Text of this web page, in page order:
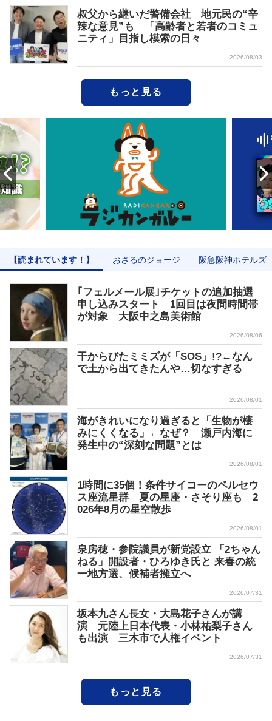
叔父から継いだ警備会社 地元民の“辛
辣な意見”も 「高齢者と若者のコミュ
ニティ」目指し模索の日々
2026/08/03
もっと見る
【読まれています！】 おさるのジョージ 阪急阪神ホテルズ
｢フェルメール展｣チケットの追加抽選
申し込みスタート 1回目は夜間時間帯
が対象 大阪中之島美術館
2026/08/06
干からびたミミズが「SOS」!?←なん
で土から出てきたんや…切なすぎる
2026/08/01
海がきれいになり過ぎると「生物が棲
みにくくなる」←なぜ？ 瀬戸内海に
発生中の“深刻な問題”とは
2026/08/01
1時間に35個！条件サイコーのペルセウ
ス座流星群 夏の星座・さそり座も 2
026年8月の星空散歩
2026/08/01
泉房穂・参院議員が新党設立 「2ちゃん
ねる」開設者・ひろゆき氏と 来春の統
一地方選、候補者擁立へ
2026/07/31
坂本九さん長女・大島花子さんが講
演 元陸上日本代表・小林祐梨子さん
も出演 三木市で人権イベント
2026/07/31
もっと見る